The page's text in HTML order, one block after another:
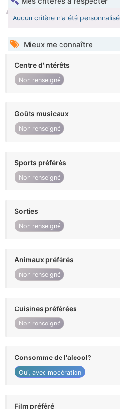
Aucun critère n'a été personnalisé
Mieux me connaître
Centre d'intérêts
Non renseigné
Goûts musicaux
Non renseigné
Sports préférés
Non renseigné
Sorties
Non renseigné
Animaux préférés
Non renseigné
Cuisines préférées
Non renseigné
Consomme de l'alcool?
Oui, avec modération
Film préféré